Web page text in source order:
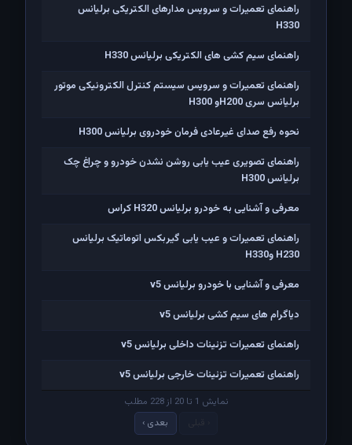
راهنمای تعمیرات و سرویس مدارهای الکتریکی برلیانس
H330
راهنمای سیم کشی های الکتریکی برلیانس H330
راهنمای تعمیرات و سرویس سیستم کنترل الکترونیکی موتور
برلیانس سری H200و H300
نحوه رفع صدای غیرعادی فرمان خودروی برلیانس H300
راهنمای تصویری عیب یابی روشن نشدن خودرو و چراغ چک
برلیانس H300
معرفی و آشنایی به خودرو برلیانس H320 کراس
راهنمای تعمیرات و عیب یابی گیربکس اتوماتیک برلیانس
H230 وH330
معرفی و آشنایی با خودرو برلیانس v5
دیاگرام های سیم کشی برلیانس v5
راهنمای تعمیرات تزئینات داخلی برلیانس v5
راهنمای تعمیرات تزئینات خارجی برلیانس v5
نمایش 1 تا 20 از 228 مطلب
بعدی ›